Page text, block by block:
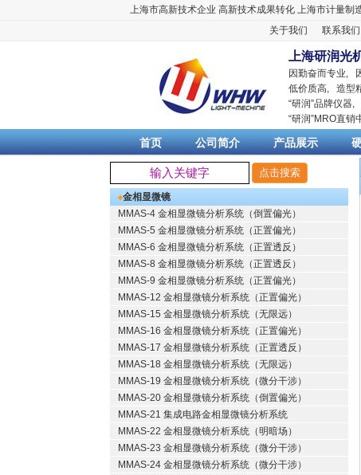
上海市高新技术企业 高新技术成果转化 上海市计量制
关于我们
联系我们
上海研润光
因勤奋而专业,
低价质高, 造型
“研润”品牌仪器,
“研润”MRO直销
首页 公司简介 产品展示
金相显微镜
MMAS-4 金相显微镜分析系统（倒置偏光）
MMAS-5 金相显微镜分析系统（正置偏光）
MMAS-6 金相显微镜分析系统（正置透反）
MMAS-8 金相显微镜分析系统（正置透反）
MMAS-9 金相显微镜分析系统（正置偏光）
MMAS-12 金相显微镜分析系统（正置偏光）
MMAS-15 金相显微镜分析系统（无限远）
MMAS-16 金相显微镜分析系统（正置偏光）
MMAS-17 金相显微镜分析系统（正置透反）
MMAS-18 金相显微镜分析系统（无限远）
MMAS-19 金相显微镜分析系统（微分干涉）
MMAS-20 金相显微镜分析系统（倒置偏光）
MMAS-21 集成电路金相显微镜分析系统
MMAS-22 金相显微镜分析系统（明暗场）
MMAS-23 金相显微镜分析系统（微分干涉）
MMAS-24 金相显微镜分析系统（微分干涉）